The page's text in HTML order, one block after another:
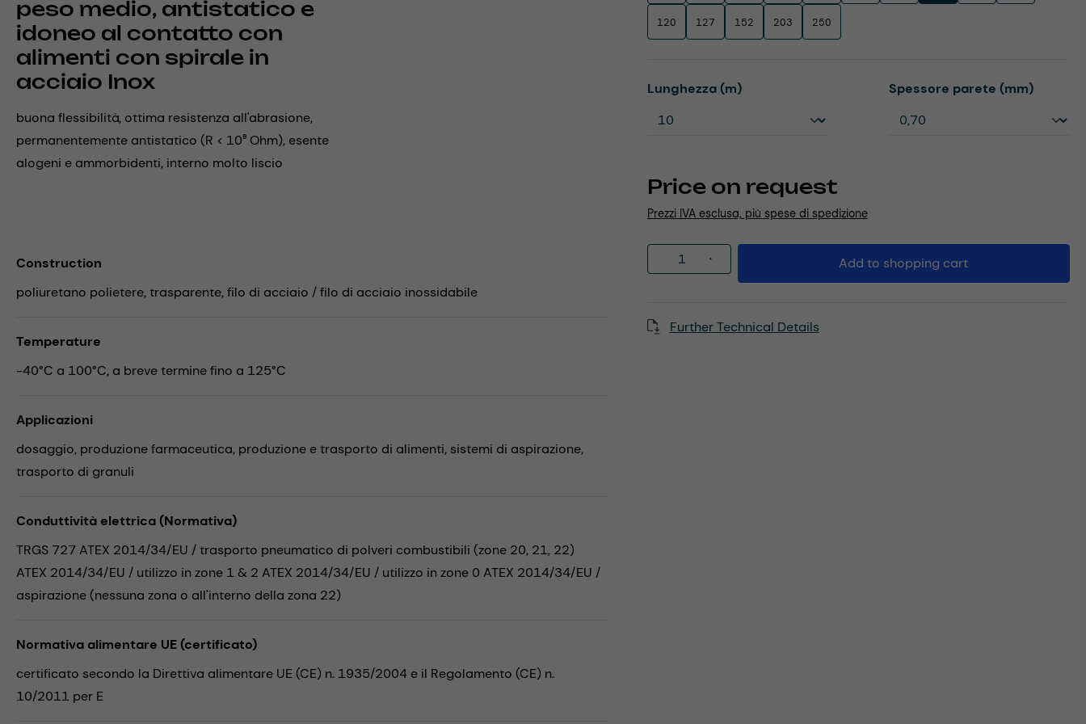
peso medio, antistatico e
idoneo al contatto con
alimenti con spirale in
acciaio Inox
buona flessibilità, ottima resistenza all'abrasione,
permanentemente antistatico (R < 10⁹ Ohm), esente
alogeni e ammorbidenti, interno molto liscio
Price on request
Prezzi IVA esclusa, più spese di spedizione
120 127 152 203 250
Select
Lunghezza (m) Select
Spessore parete (mm)
Product Quantity: Enter the desired amount
Add to shopping cart
Further Technical Details
Construction
poliuretano polietere, trasparente, filo di acciaio / filo di acciaio inossidabile
Temperature
-40°C a 100°C, a breve termine fino a 125°C
Applicazioni
dosaggio, produzione farmaceutica, produzione e trasporto di alimenti, sistemi di aspirazione,
trasporto di granuli
Conduttività elettrica (Normativa)
TRGS 727 ATEX 2014/34/EU / trasporto pneumatico di polveri combustibili (zone 20, 21, 22)
ATEX 2014/34/EU / utilizzo in zone 1 & 2 ATEX 2014/34/EU / utilizzo in zone 0 ATEX 2014/34/EU /
aspirazione (nessuna zona o all'interno della zona 22)
Normativa alimentare UE (certificato)
certificato secondo la Direttiva alimentare UE (CE) n. 1935/2004 e il Regolamento (CE) n.
10/2011 per E